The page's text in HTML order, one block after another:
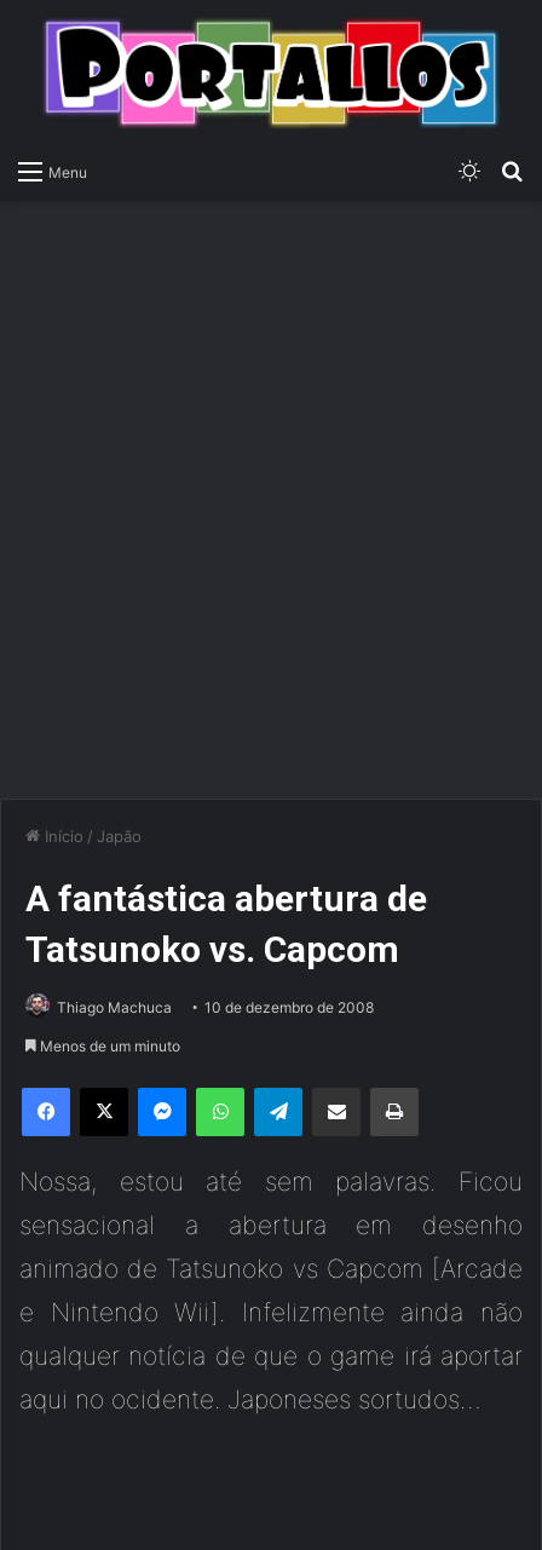
Menu
Início / Japão
A fantástica abertura de
Tatsunoko vs. Capcom
Thiago Machuca 10 de dezembro de 2008
Menos de um minuto
Nossa, estou até sem palavras. Ficou
sensacional a abertura em desenho
animado de Tatsunoko vs Capcom [Arcade
e Nintendo Wii]. Infelizmente ainda não
qualquer notícia de que o game irá aportar
aqui no ocidente. Japoneses sortudos…